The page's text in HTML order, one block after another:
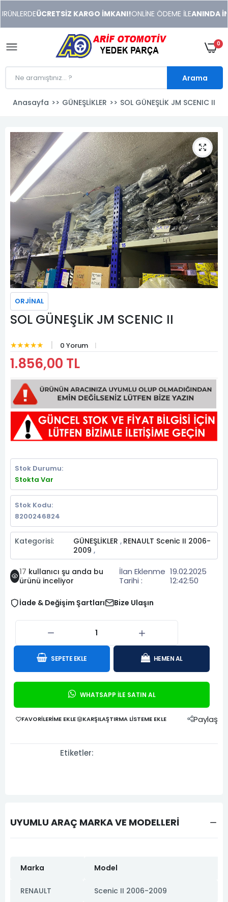
xonusu
veren
sitolar
ÜCRETSİZ KARGO İMKANI!ONLİNE ÖDEME İLEANINDA
0
Arama
Anasayfa GÜNEŞLİKLER SOL GÜNEŞLİK JM SCENIC II
ORJİNAL
SOL GÜNEŞLİK JM SCENIC II
★★★★★ 0 Yorum
1.856,00 TL
Stok Durumu:
Stokta Var
Stok Kodu:
8200246824
Kategorisi: GÜNEŞLİKLER , RENAULT Scenic II 2006-
2009 ,
17 kullanıcı şu anda bu
ürünü inceliyor
İlan Eklenme
Tarihi :
19.02.2025
12:42:50
İade & Değişim Şartları Bize Ulaşın
SEPETE EKLE HEMEN AL
WHATSAPP İLE SATIN AL
FAVORILERIME EKLE KARŞILAŞTIRMA LISTEME EKLE Paylaş
Etiketler:
UYUMLU ARAÇ MARKA VE MODELLERİ
Marka Model
RENAULT Scenic II 2006-2009